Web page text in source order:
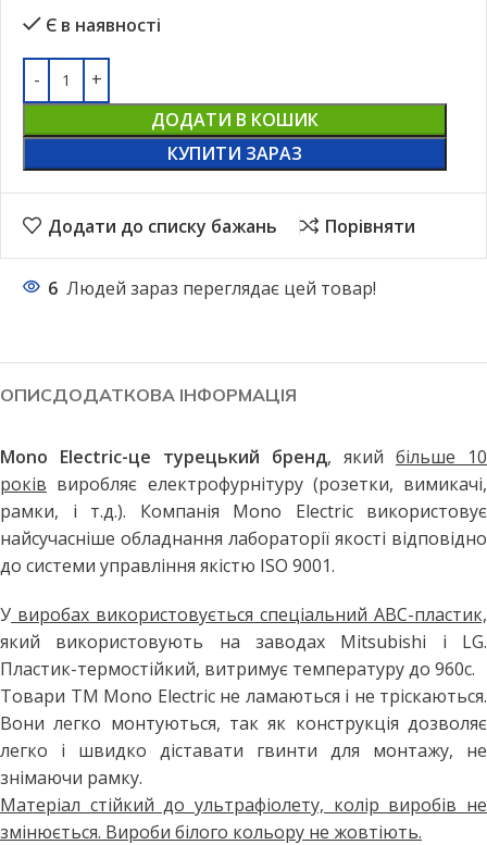
Є в наявності
ДОДАТИ В КОШИК
КУПИТИ ЗАРАЗ
Додати до списку бажань Порівняти
6 Людей зараз переглядає цей товар!
ОПИСДОДАТКОВА ІНФОРМАЦІЯ
Mono Electric-це турецький бренд, який більше 10
років виробляє електрофурнітуру (розетки, вимикачі,
рамки, і т.д.). Компанія Mono Electric використовує
найсучасніше обладнання лабораторії якості відповідно
до системи управління якістю ISO 9001.
У виробах використовується спеціальний АВС-пластик,
який використовують на заводах Mitsubishi і LG.
Пластик-термостійкий, витримує температуру до 960с.
Товари ТМ Mono Electric не ламаються і не тріскаються.
Вони легко монтуються, так як конструкція дозволяє
легко і швидко діставати гвинти для монтажу, не
знімаючи рамку.
Матеріал стійкий до ультрафіолету, колір виробів не
змінюється. Вироби білого кольору не жовтіють.